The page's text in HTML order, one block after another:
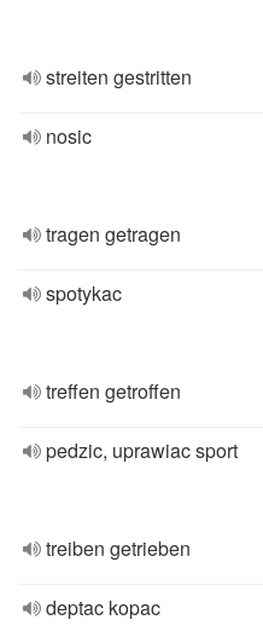
streiten gestritten
nosic
tragen getragen
spotykac
treffen getroffen
pedzic, uprawiac sport
treiben getrieben
deptac kopac